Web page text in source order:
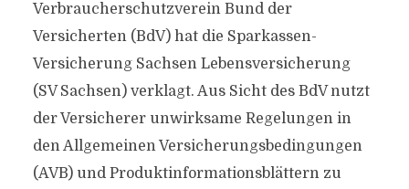
Verbraucherschutzverein Bund der
Versicherten (BdV) hat die Sparkassen-
Versicherung Sachsen Lebensversicherung
(SV Sachsen) verklagt. Aus Sicht des BdV nutzt
der Versicherer unwirksame Regelungen in
den Allgemeinen Versicherungsbedingungen
(AVB) und Produktinformationsblättern zu